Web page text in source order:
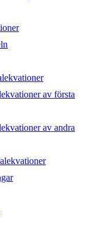
av första
av andra